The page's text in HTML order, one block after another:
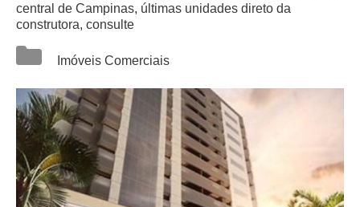
central de Campinas, últimas unidades direto da
construtora, consulte
Imóveis Comerciais